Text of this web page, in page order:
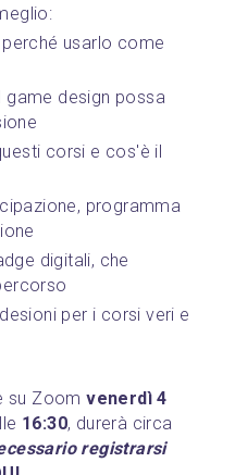
usarlo come
game design possa
corsi e cos'è il
programma
digitali, che
per i corsi veri e
su Zoom venerdì 4
16:30, durerà circa
registrarsi